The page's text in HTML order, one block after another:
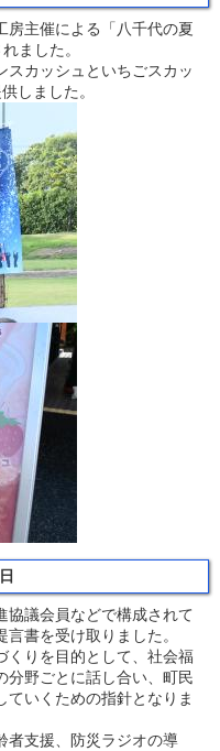
房主催による「八千代の夏
ました。
スカッシュといちごスカッ
しました。
協議会員などで構成されて
書を受け取りました。
くりを目的として、社会福
分野ごとに話し合い、町民
ていくための指針となりま
者支援、防災ラジオの導